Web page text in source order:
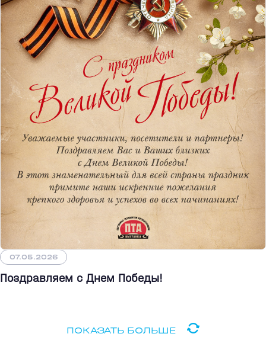
07.05.2026
Поздравляем с Днем Победы!
ПОКАЗАТЬ БОЛЬШЕ